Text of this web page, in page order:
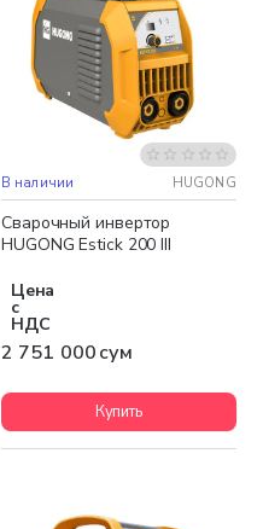
Бесплатная доставка
В наличии HUGONG
Сварочный инвертор
HUGONG Estick 200 III
Цена
с
НДС
2 751 000 сум
Купить